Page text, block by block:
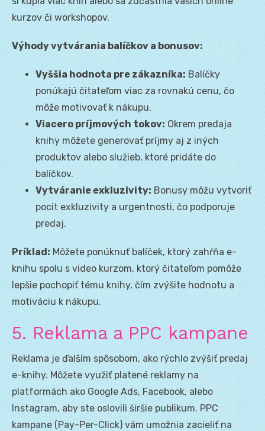
kurzov či workshopov.
Výhody vytvárania balíčkov a bonusov:
Vyššia hodnota pre zákazníka: Balíčky
ponúkajú čitateľom viac za rovnakú cenu, čo
môže motivovať k nákupu.
Viacero príjmových tokov: Okrem predaja
knihy môžete generovať príjmy aj z iných
produktov alebo služieb, ktoré pridáte do
balíčkov.
Vytváranie exkluzivity: Bonusy môžu vytvoriť
pocit exkluzivity a urgentnosti, čo podporuje
predaj.
Príklad: Môžete ponúknuť balíček, ktorý zahŕňa e-
knihu spolu s video kurzom, ktorý čitateľom pomôže
lepšie pochopiť tému knihy, čím zvýšite hodnotu a
motiváciu k nákupu.
5. Reklama a PPC kampane
Reklama je ďalším spôsobom, ako rýchlo zvýšiť predaj
e-knihy. Môžete využiť platené reklamy na
platformách ako Google Ads, Facebook, alebo
Instagram, aby ste oslovili širšie publikum. PPC
kampane (Pay-Per-Click) vám umožnia zacieliť na